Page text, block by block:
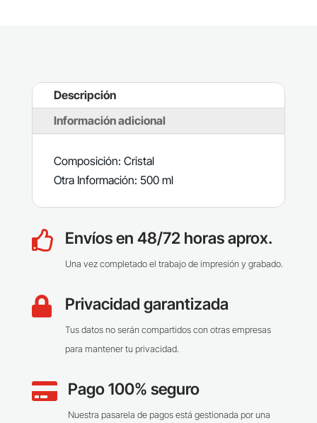
Descripción
Información adicional
Composición: Cristal
Otra Información: 500 ml
 Envíos en 48/72 horas aprox.
Una vez completado el trabajo de impresión y grabado.
 Privacidad garantizada
Tus datos no serán compartidos con otras empresas
para mantener tu privacidad.
 Pago 100% seguro
Nuestra pasarela de pagos está gestionada por una